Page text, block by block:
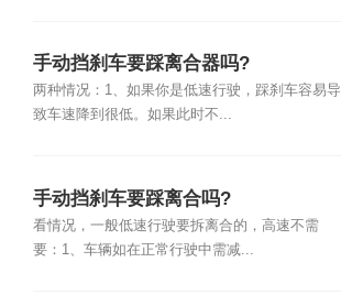
手动挡刹车要踩离合器吗?
两种情况：1、如果你是低速行驶，踩刹车容易导
致车速降到很低。如果此时不...
手动挡刹车要踩离合吗?
看情况，一般低速行驶要拆离合的，高速不需
要：1、车辆如在正常行驶中需减...